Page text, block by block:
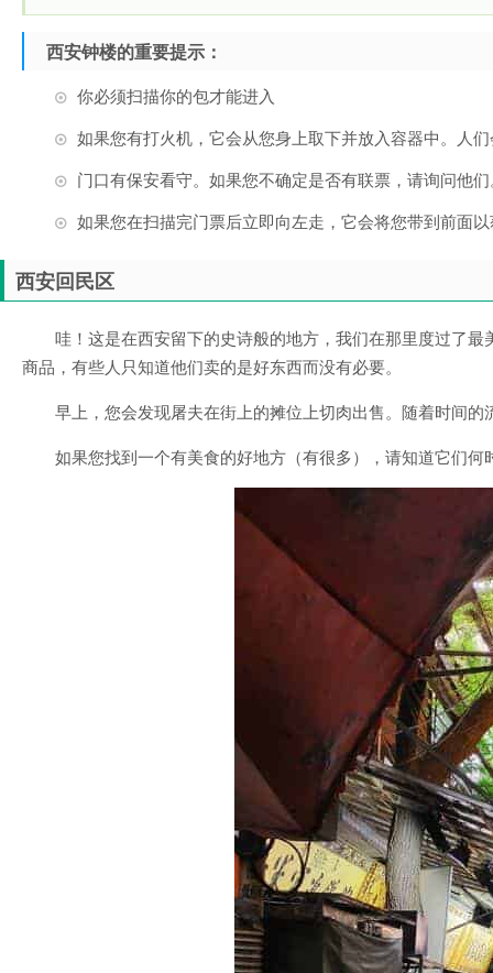
西安钟楼的重要提示 ：
你必须扫描你的包才能进入
如果您有打火机，它会从您身上取下并放入容器中。人
门口有保安看守。如果您不确定是否有联票，请询问他
如果您在扫描完门票后立即向左走，它会将您带到前面
西安回民区
哇！这是在西安留下的史诗般的地方，我们在那里度过了
商品，有些人只知道他们卖的是好东西而没有必要。
早上，您会发现屠夫在街上的摊位上切肉出售。随着时间
如果您找到一个有美食的好地方（有很多），请知道它们